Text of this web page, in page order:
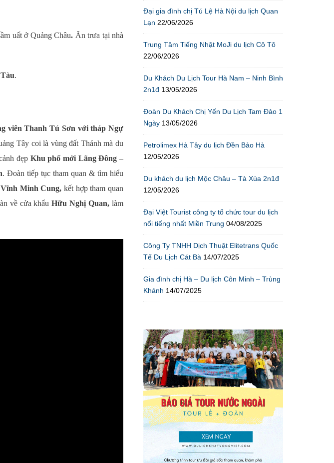
uất ở Quảng Châu. Ăn trưa tại nhà
.
viên Thanh Tú Sơn với tháp Ngự
Tây coi là vùng đất Thánh mà du
đẹp Khu phố mới Lãng Đông –
. Đoàn tiếp tục tham quan & tìm hiểu
Vĩnh Minh Cung, kết hợp tham quan
về cửa khẩuHữu Nghị Quan,làm
Đại gia đình chị Tú Lệ Hà Nội du lịch Quan
Lạn 22/06/2026
Trung Tâm Tiếng Nhật MoJi du lịch Cô Tô
22/06/2026
Du Khách Du Lịch Tour Hà Nam – Ninh Bình
2n1đ 13/05/2026
Đoàn Du Khách Chị Yến Du Lịch Tam Đảo 1
Ngày 13/05/2026
Petrolimex Hà Tây du lịch Đền Bảo Hà
12/05/2026
Du khách du lịch Mộc Châu – Tà Xùa 2n1đ
12/05/2026
Đại Việt Tourist công ty tổ chức tour du lịch
nổi tiếng nhất Miền Trung 04/08/2025
Công Ty TNHH Dịch Thuật Elitetrans Quốc
Tế Du Lịch Cát Bà 14/07/2025
Gia đình chị Hà – Du lịch Côn Minh – Trùng
Khánh 14/07/2025